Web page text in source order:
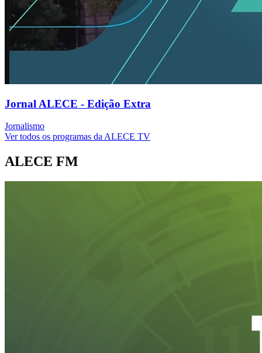
Jornal ALECE - Edição Extra
Jornalismo
Ver todos os programas da ALECE TV
ALECE FM